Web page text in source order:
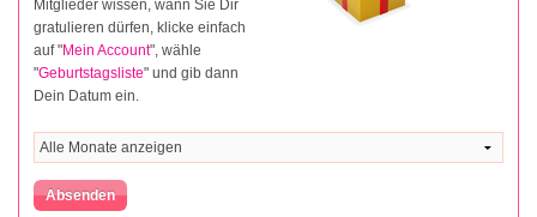
Mitglieder wissen, wann Sie Dir
gratulieren dürfen, klicke einfach
auf "Mein Account", wähle
"Geburtstagsliste" und gib dann
Dein Datum ein.